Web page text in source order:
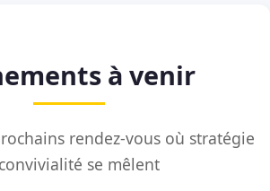
à venir
rendez-vous où stratégie
se mêlent